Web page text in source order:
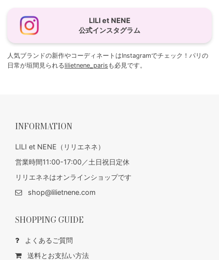
LILI et NENE
公式インスタグラム
人気ブランドの新作やコーディネートはInstagramでチェック！パリの
日常が垣間見られるlilietnene_paris も必見です。
INFORMATION
LILI et NENE（リリエネネ）
営業時間11:00-17:00／土日祝日定休
リリエネネはオンラインショップです
shop@lilietnene.com
SHOPPING GUIDE
よくあるご質問
送料とお支払い方法